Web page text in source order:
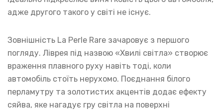
адже другого такого у світі не існує.
Зовнішність La Perle Rare зачаровує з першого
погляду. Ліврея під назвою «Хвилі світла» створює
враження плавного руху навіть тоді, коли
автомобіль стоїть нерухомо. Поєднання білого
перламутру та золотистих акцентів додає ефекту
сяйва, яке нагадує гру світла на поверхні